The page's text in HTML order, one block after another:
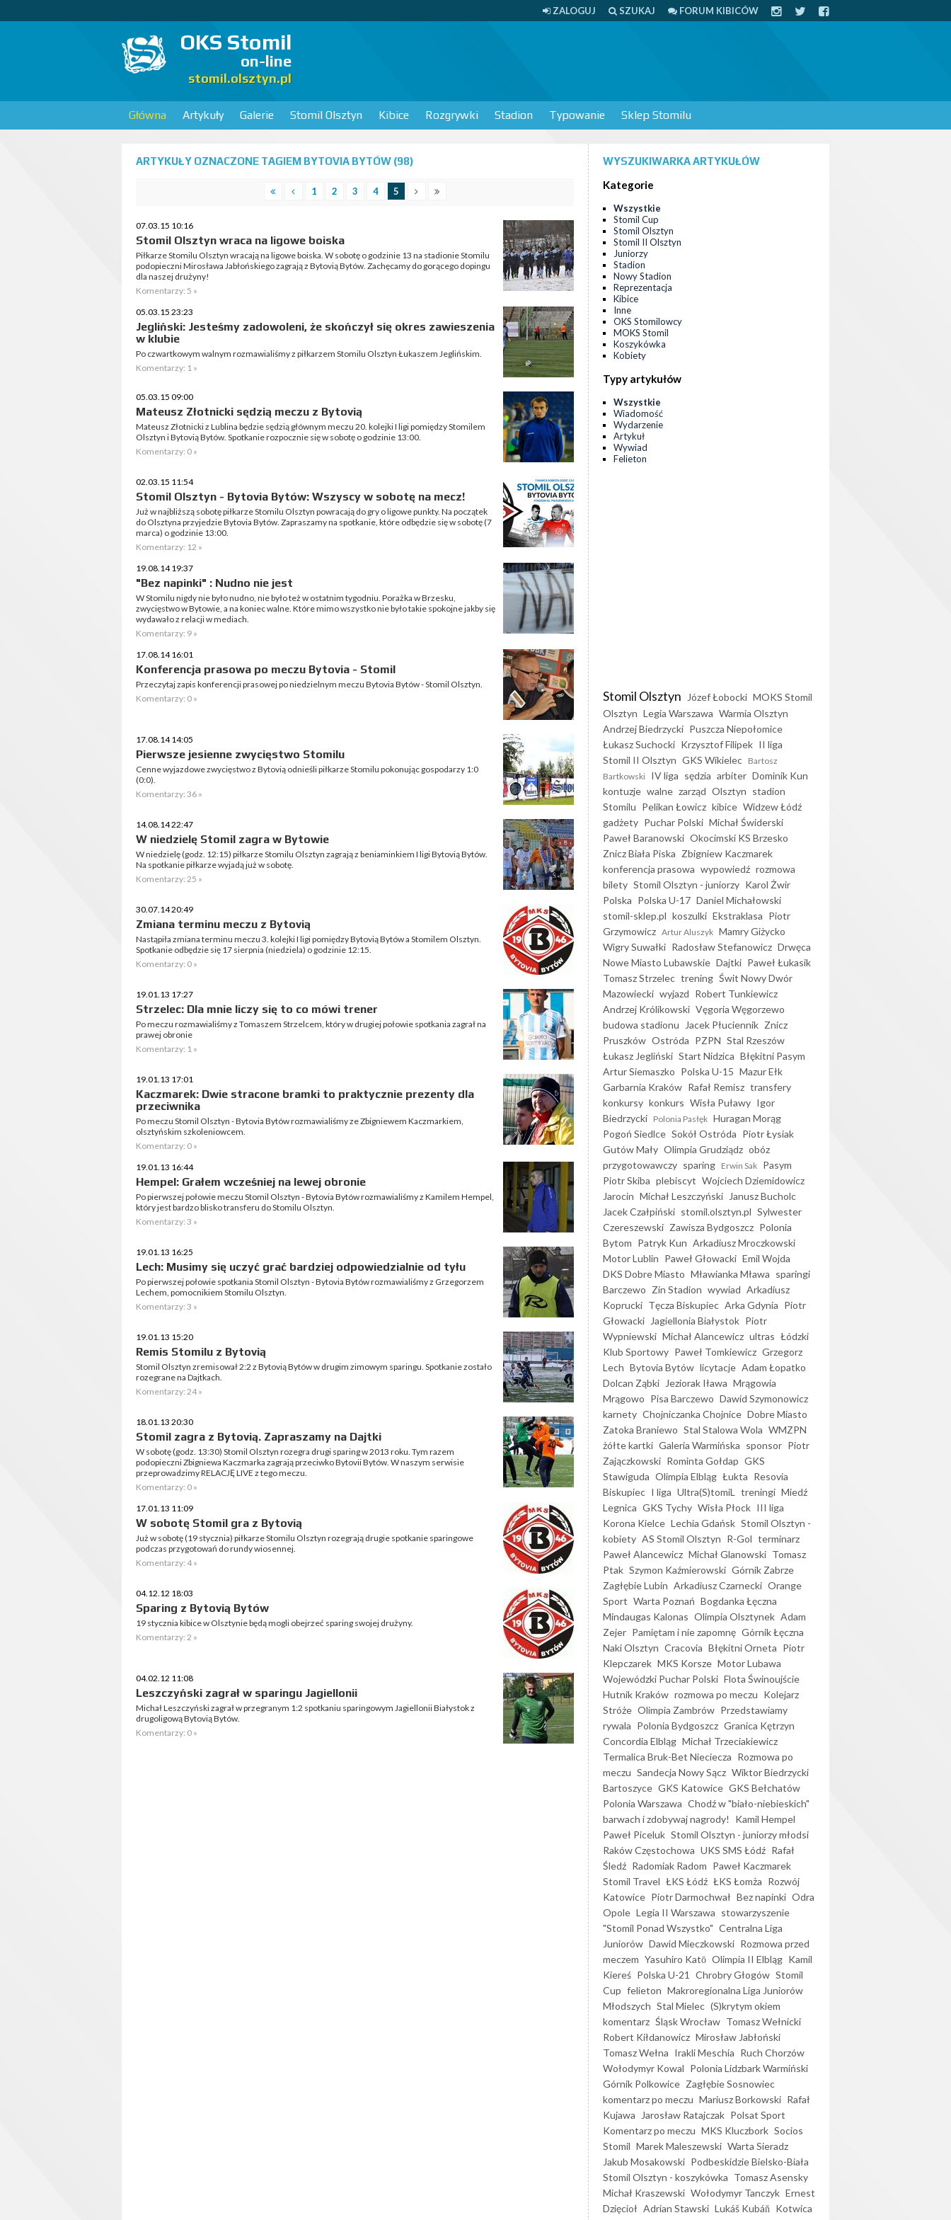
ZALOGUJ SZUKAJ FORUM KIBICÓW
OKS Stomil
on-line
stomil.olsztyn.pl
Główna Artykuły Galerie Stomil Olsztyn Kibice Rozgrywki Stadion Typowanie Sklep Stomilu
ARTYKUŁY OZNACZONE TAGIEM BYTOVIA BYTÓW (98)
1 2 3 4 5
07.03.15 10:16
Stomil Olsztyn wraca na ligowe boiska
Piłkarze Stomilu Olsztyn wracają na ligowe boiska. W sobotę o godzinie 13 na stadionie Stomilu
podopieczni Mirosława Jabłońskiego zagrają z Bytovią Bytów. Zachęcamy do gorącego dopingu
dla naszej drużyny!
Komentarzy: 5 »
05.03.15 23:23
Jegliński: Jesteśmy zadowoleni, że skończył się okres zawieszenia
w klubie
Po czwartkowym walnym rozmawialiśmy z piłkarzem Stomilu Olsztyn Łukaszem Jeglińskim.
Komentarzy: 1 »
05.03.15 09:00
Mateusz Złotnicki sędzią meczu z Bytovią
Mateusz Złotnicki z Lublina będzie sędzią głównym meczu 20. kolejki I ligi pomiędzy Stomilem
Olsztyn i Bytovią Bytów. Spotkanie rozpocznie się w sobotę o godzinie 13:00.
Komentarzy: 0 »
02.03.15 11:54
Stomil Olsztyn - Bytovia Bytów: Wszyscy w sobotę na mecz!
Już w najbliższą sobotę piłkarze Stomilu Olsztyn powracają do gry o ligowe punkty. Na początek
do Olsztyna przyjedzie Bytovia Bytów. Zapraszamy na spotkanie, które odbędzie się w sobotę (7
marca) o godzinie 13:00.
Komentarzy: 12 »
19.08.14 19:37
"Bez napinki" : Nudno nie jest
W Stomilu nigdy nie było nudno, nie było też w ostatnim tygodniu. Porażka w Brzesku,
zwycięstwo w Bytowie, a na koniec walne. Które mimo wszystko nie było takie spokojne jakby się
wydawało z relacji w mediach.
Komentarzy: 9 »
17.08.14 16:01
Konferencja prasowa po meczu Bytovia - Stomil
Przeczytaj zapis konferencji prasowej po niedzielnym meczu Bytovia Bytów - Stomil Olsztyn.
Komentarzy: 0 »
17.08.14 14:05
Pierwsze jesienne zwycięstwo Stomilu
Cenne wyjazdowe zwycięstwo z Bytovią odnieśli piłkarze Stomilu pokonując gospodarzy 1:0
(0:0).
Komentarzy: 36 »
14.08.14 22:47
W niedzielę Stomil zagra w Bytowie
W niedzielę (godz. 12:15) piłkarze Stomilu Olsztyn zagrają z beniaminkiem I ligi Bytovią Bytów.
Na spotkanie piłkarze wyjadą już w sobotę.
Komentarzy: 25 »
30.07.14 20:49
Zmiana terminu meczu z Bytovią
Nastąpiła zmiana terminu meczu 3. kolejki I ligi pomiędzy Bytovią Bytów a Stomilem Olsztyn.
Spotkanie odbędzie się 17 sierpnia (niedziela) o godzinie 12:15.
Komentarzy: 0 »
19.01.13 17:27
Strzelec: Dla mnie liczy się to co mówi trener
Po meczu rozmawialiśmy z Tomaszem Strzelcem, który w drugiej połowie spotkania zagrał na
prawej obronie
Komentarzy: 1 »
19.01.13 17:01
Kaczmarek: Dwie stracone bramki to praktycznie prezenty dla
przeciwnika
Po meczu Stomil Olsztyn - Bytovia Bytów rozmawialiśmy ze Zbigniewem Kaczmarkiem,
olsztyńskim szkoleniowcem.
Komentarzy: 0 »
19.01.13 16:44
Hempel: Grałem wcześniej na lewej obronie
Po pierwszej połowie meczu Stomil Olsztyn - Bytovia Bytów rozmawialiśmy z Kamilem Hempel,
który jest bardzo blisko transferu do Stomilu Olsztyn.
Komentarzy: 3 »
19.01.13 16:25
Lech: Musimy się uczyć grać bardziej odpowiedzialnie od tyłu
Po pierwszej połowie spotkania Stomil Olsztyn - Bytovia Bytów rozmawialiśmy z Grzegorzem
Lechem, pomocnikiem Stomilu Olsztyn.
Komentarzy: 3 »
19.01.13 15:20
Remis Stomilu z Bytovią
Stomil Olsztyn zremisował 2:2 z Bytovią Bytów w drugim zimowym sparingu. Spotkanie zostało
rozegrane na Dajtkach.
Komentarzy: 24 »
18.01.13 20:30
Stomil zagra z Bytovią. Zapraszamy na Dajtki
W sobotę (godz. 13:30) Stomil Olsztyn rozegra drugi sparing w 2013 roku. Tym razem
podopieczni Zbigniewa Kaczmarka zagrają przeciwko Bytovii Bytów. W naszym serwisie
przeprowadzimy RELACJĘ LIVE z tego meczu.
Komentarzy: 0 »
17.01.13 11:09
W sobotę Stomil gra z Bytovią
Już w sobotę (19 stycznia) piłkarze Stomilu Olsztyn rozegrają drugie spotkanie sparingowe
podczas przygotowań do rundy wiosennej.
Komentarzy: 4 »
04.12.12 18:03
Sparing z Bytovią Bytów
19 stycznia kibice w Olsztynie będą mogli obejrzeć sparing swojej drużyny.
Komentarzy: 2 »
04.02.12 11:08
Leszczyński zagrał w sparingu Jagiellonii
Michał Leszczyński zagrał w przegranym 1:2 spotkaniu sparingowym Jagiellonii Białystok z
drugoligową Bytovią Bytów.
Komentarzy: 0 »
WYSZUKIWARKA ARTYKUŁÓW
Kategorie
Wszystkie
Stomil Cup
Stomil Olsztyn
Stomil II Olsztyn
Juniorzy
Stadion
Nowy Stadion
Reprezentacja
Kibice
Inne
OKS Stomilowcy
MOKS Stomil
Koszykówka
Kobiety
Typy artykułów
Wszystkie
Wiadomość
Wydarzenie
Artykuł
Wywiad
Felieton
Stomil Olsztyn Józef Łobocki MOKS Stomil
Olsztyn Legia Warszawa Warmia Olsztyn
Andrzej Biedrzycki Puszcza Niepołomice
Łukasz Suchocki Krzysztof Filipek II liga
Stomil II Olsztyn GKS Wikielec Bartosz
Bartkowski IV liga sędzia arbiter Dominik Kun
kontuzje walne zarząd Olsztyn stadion
Stomilu Pelikan Łowicz kibice Widzew Łódź
gadżety Puchar Polski Michał Świderski
Paweł Baranowski Okocimski KS Brzesko
Znicz Biała Piska Zbigniew Kaczmarek
konferencja prasowa wypowiedź rozmowa
bilety Stomil Olsztyn - juniorzy Karol Żwir
Polska Polska U-17 Daniel Michałowski
stomil-sklep.pl koszulki Ekstraklasa Piotr
Grzymowicz Artur Aluszyk Mamry Giżycko
Wigry Suwałki Radosław Stefanowicz Drwęca
Nowe Miasto Lubawskie Dajtki Paweł Łukasik
Tomasz Strzelec trening Świt Nowy Dwór
Mazowiecki wyjazd Robert Tunkiewicz
Andrzej Królikowski Vęgoria Węgorzewo
budowa stadionu
Jacek Płuciennik Znicz
Pruszków Ostróda PZPN Stal Rzeszów
Łukasz Jegliński Start Nidzica Błękitni Pasym
Artur Siemaszko Polska U-15 Mazur Ełk
Garbarnia Kraków Rafał Remisz transfery
konkursy konkurs Wisła Puławy Igor
Biedrzycki Polonia Pasłęk Huragan Morąg
Pogoń Siedlce Sokół Ostróda Piotr Łysiak
Gutów Mały Olimpia Grudziądz obóz
przygotowawczy sparing Erwin Sak Pasym
Piotr Skiba plebiscyt Wojciech Dziemidowicz
Jarocin Michał Leszczyński
Janusz Bucholc
Jacek Czałpiński stomil.olsztyn.pl Sylwester
Czereszewski Zawisza Bydgoszcz Polonia
Bytom Patryk Kun Arkadiusz Mroczkowski
Motor Lublin Paweł Głowacki Emil Wojda
DKS Dobre Miasto Mławianka Mława sparingi
Barczewo Zin Stadion wywiad Arkadiusz
Koprucki Tęcza Biskupiec Arka Gdynia Piotr
Głowacki
Jagiellonia Białystok Piotr
Wypniewski Michał Alancewicz ultras Łódzki
Klub Sportowy Paweł Tomkiewicz Grzegorz
Lech Bytovia Bytów licytacje Adam Łopatko
Dolcan Ząbki
Jeziorak Iława Mrągowia
Mrągowo Pisa Barczewo Dawid Szymonowicz
karnety Chojniczanka Chojnice Dobre Miasto
Zatoka Braniewo Stal Stalowa Wola WMZPN
żółte kartki Galeria Warmińska sponsor Piotr
Zajączkowski Rominta Gołdap GKS
Stawiguda Olimpia Elbląg Łukta Resovia
Biskupiec I liga Ultra(S)tomiL treningi Miedź
Legnica GKS Tychy Wisła Płock III liga
Korona Kielce Lechia Gdańsk Stomil Olsztyn -
kobiety AS Stomil Olsztyn R-Gol terminarz
Paweł Alancewicz Michał Glanowski Tomasz
Ptak Szymon Kaźmierowski Górnik Zabrze
Zagłębie Lubin Arkadiusz Czarnecki Orange
Sport Warta Poznań Bogdanka Łęczna
Mindaugas Kalonas Olimpia Olsztynek Adam
Zejer Pamiętam i nie zapomnę Górnik Łęczna
Naki Olsztyn Cracovia Błękitni Orneta Piotr
Klepczarek MKS Korsze Motor Lubawa
Wojewódzki Puchar Polski Flota Świnoujście
Hutnik Kraków rozmowa po meczu Kolejarz
Stróże Olimpia Zambrów Przedstawiamy
rywala Polonia Bydgoszcz Granica Kętrzyn
Concordia Elbląg Michał Trzeciakiewicz
Termalica Bruk-Bet Nieciecza Rozmowa po
meczu Sandecja Nowy Sącz Wiktor Biedrzycki
Bartoszyce GKS Katowice GKS Bełchatów
Polonia Warszawa Chodź w "biało-niebieskich"
barwach i zdobywaj nagrody!
Kamil Hempel
Paweł Piceluk Stomil Olsztyn - juniorzy młodsi
Raków Częstochowa UKS SMS Łódź Rafał
Śledź Radomiak Radom Paweł Kaczmarek
Stomil Travel ŁKS Łódź ŁKS Łomża Rozwój
Katowice Piotr Darmochwał Bez napinki Odra
Opole Legia II Warszawa stowarzyszenie
"Stomil Ponad Wszystko" Centralna Liga
Juniorów Dawid Mieczkowski Rozmowa przed
meczem Yasuhiro Katō Olimpia II Elbląg Kamil
Kiereś Polska U-21 Chrobry Głogów Stomil
Cup felieton Makroregionalna Liga Juniorów
Młodszych Stal Mielec (S)krytym okiem
komentarz Śląsk Wrocław Tomasz Wełnicki
Robert Kiłdanowicz Mirosław Jabłoński
Tomasz Wełna Irakli Meschia Ruch Chorzów
Wołodymyr Kowal Polonia Lidzbark Warmiński
Górnik Polkowice Zagłębie Sosnowiec
komentarz po meczu Mariusz Borkowski Rafał
Kujawa
Jarosław Ratajczak Polsat Sport
Komentarz po meczu MKS Kluczbork Socios
Stomil Marek Maleszewski Warta Sieradz
Jakub Mosakowski Podbeskidzie Bielsko-Biała
Stomil Olsztyn - koszykówka Tomasz Asensky
Michał Kraszewski Wołodymyr Tanczyk Ernest
Dzięcioł Adrian Stawski Lukáš Kubáň Kotwica